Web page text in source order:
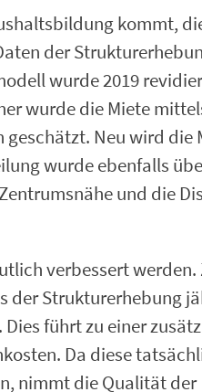
kommt,
der
wurde 2019
wurde die Miete
geschätzt. Neu wird die
wurde ebenfalls
und die
verbessert werden.
der Strukturerhebung
führt zu einer
Da diese
nimmt die Qualität der